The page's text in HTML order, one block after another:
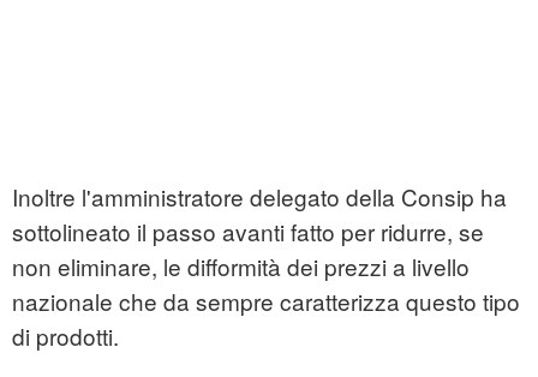
Inoltre l'amministratore delegato della Consip ha
sottolineato il passo avanti fatto per ridurre, se
non eliminare, le difformità dei prezzi a livello
nazionale che da sempre caratterizza questo tipo
di prodotti.